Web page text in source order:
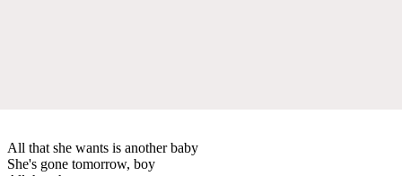
All that she wants is another baby
She's gone tomorrow, boy